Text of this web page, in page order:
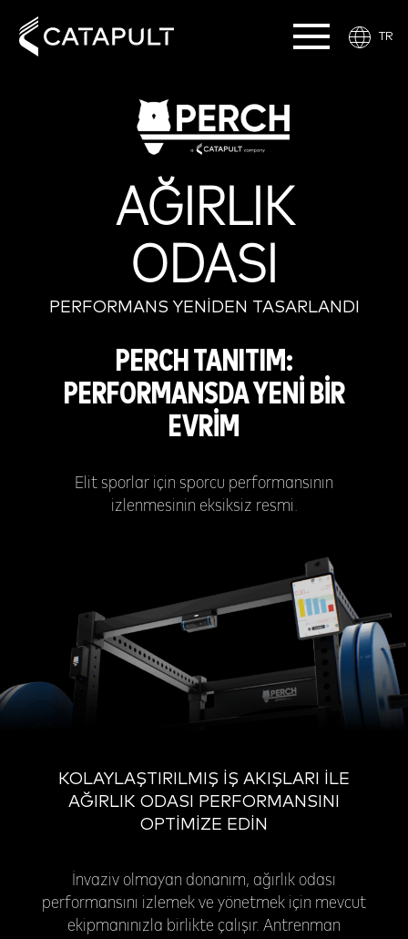
TR
AĞIRLIK
ODASI
PERFORMANS YENİDEN TASARLANDI
PERCH TANITIM:
PERFORMANSDA YENİ BİR
EVRİM
Elit sporlar için sporcu performansının
izlenmesinin eksiksiz resmi.
KOLAYLAŞTIRILMIŞ İŞ AKIŞLARI İLE
AĞIRLIK ODASI PERFORMANSINI
OPTİMİZE EDİN
İnvaziv olmayan donanım, ağırlık odası
performansını izlemek ve yönetmek için mevcut
ekipmanınızla birlikte çalışır. Antrenman